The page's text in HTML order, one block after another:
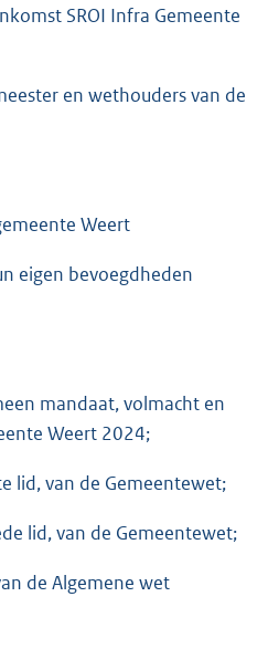
SROI Infra Gemeente
en wethouders van de
Weert
eigen bevoegdheden
mandaat, volmacht en
Weert 2024;
lid, van de Gemeentewet;
lid, van de Gemeentewet;
de Algemene wet